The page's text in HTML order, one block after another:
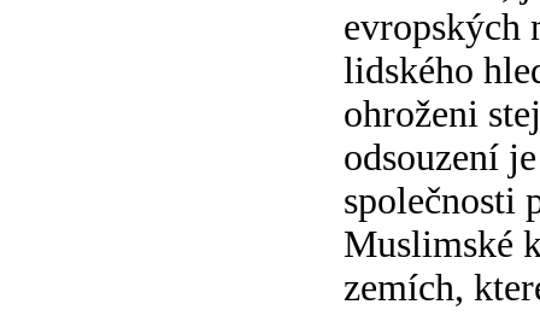
evropských
lidského
ohroženi
odsouzení
společnosti
Muslimské
zemích,